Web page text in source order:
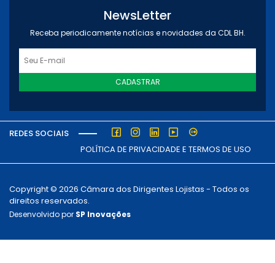
NewsLetter
Receba periodicamente notícias e novidades da CDL BH.
CADASTRAR
REDES SOCIAIS
POLÍTICA DE PRIVACIDADE E TERMOS DE USO
Copyright © 2026 Câmara dos Dirigentes Lojistas - Todos os
direitos reservados.
Desenvolvido por SP Inovações